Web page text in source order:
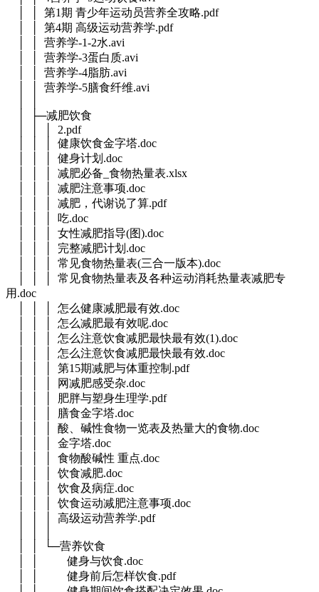
│ │ 第1期 青少年运动员营养全攻略.pdf
│ │ 第4期 高级运动营养学.pdf
│ │ 营养学-1-2水.avi
│ │ 营养学-3蛋白质.avi
│ │ 营养学-4脂肪.avi
│ │ 营养学-5膳食纤维.avi
│ ├─减肥饮食
│ │ │ 2.pdf
│ │ │ 健康饮食金字塔.doc
│ │ │ 健身计划.doc
│ │ │ 减肥必备_食物热量表.xlsx
│ │ │ 减肥注意事项.doc
│ │ │ 减肥，代谢说了算.pdf
│ │ │ 吃.doc
│ │ │ 女性减肥指导(图).doc
│ │ │ 完整减肥计划.doc
│ │ │ 常见食物热量表(三合一版本).doc
│ │ │ 常见食物热量表及各种运动消耗热量表减肥专
用.doc
│ │ │ 怎么健康减肥最有效.doc
│ │ │ 怎么减肥最有效呢.doc
│ │ │ 怎么注意饮食减肥最快最有效(1).doc
│ │ │ 怎么注意饮食减肥最快最有效.doc
│ │ │ 第15期减肥与体重控制.pdf
│ │ │ 网减肥感受杂.doc
│ │ │ 肥胖与塑身生理学.pdf
│ │ │ 膳食金字塔.doc
│ │ │ 酸、碱性食物一览表及热量大的食物.doc
│ │ │ 金字塔.doc
│ │ │ 食物酸碱性 重点.doc
│ │ │ 饮食减肥.doc
│ │ │ 饮食及病症.doc
│ │ │ 饮食运动减肥注意事项.doc
│ │ │ 高级运动营养学.pdf
│ │ └─营养饮食
│ │ 健身与饮食.doc
│ │ 健身前后怎样饮食.pdf